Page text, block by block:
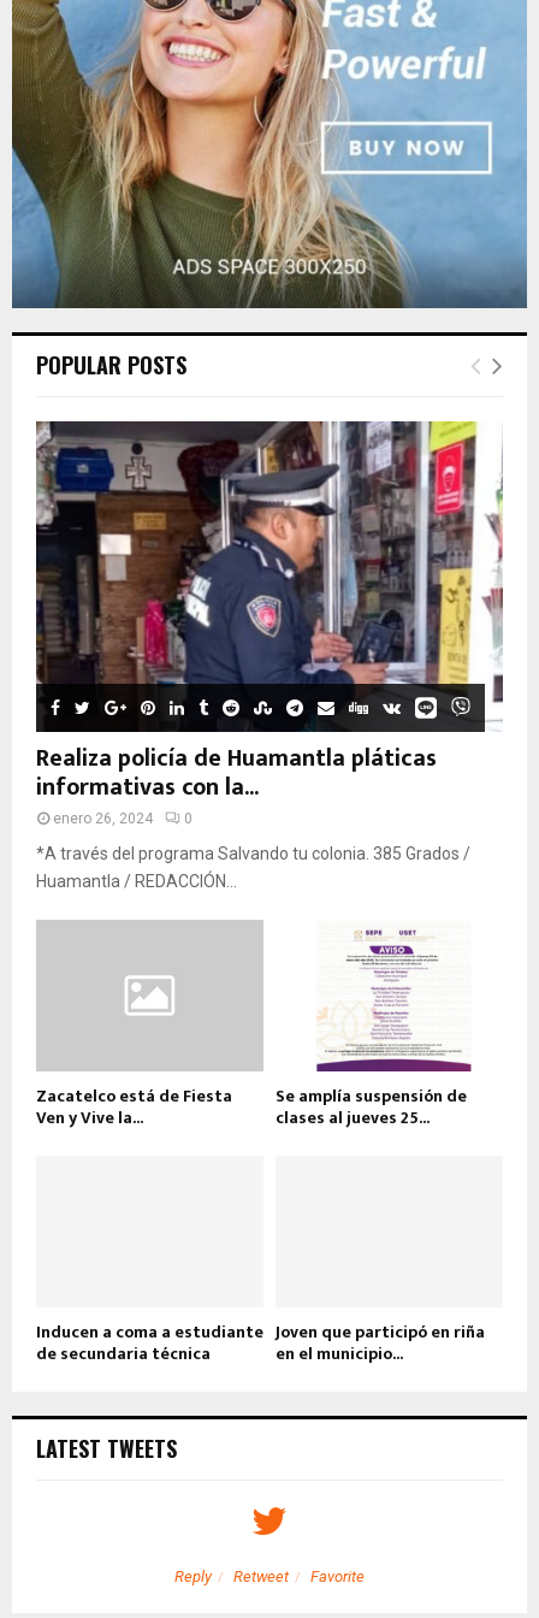
:
C
POPULAR POSTS
Realiza policía de Huamantla pláticas
informativas con la...
enero 26, 2024 0
*A través del programa Salvando tu colonia. 385 Grados /
Huamantla / REDACCIÓN...
Zacatelco está de Fiesta
Ven y Vive la...
Se amplía suspensión de
clases al jueves 25...
Inducen a coma a estudiante
de secundaria técnica
Joven que participó en riña
en el municipio...
LATEST TWEETS
Reply Retweet Favorite